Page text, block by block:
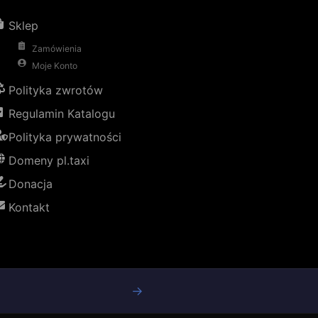
Sklep
Zamówienia
Moje Konto
Polityka zwrotów
Regulamin Katalogu
Polityka prywatności
Domeny pl.taxi
Donacja
Kontakt
→